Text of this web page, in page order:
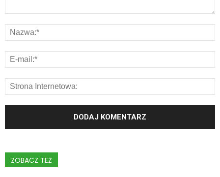
ZOBACZ TEŻ